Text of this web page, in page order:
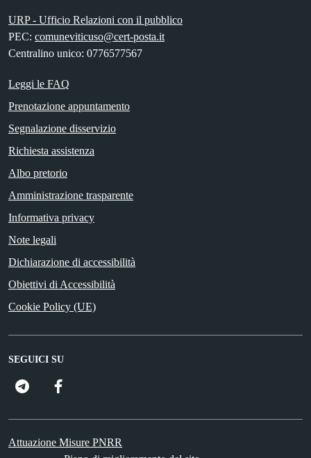
URP - Ufficio Relazioni con il pubblico
PEC: comuneviticuso@cert-posta.it
Centralino unico: 0776577567
Leggi le FAQ
Prenotazione appuntamento
Segnalazione disservizio
Richiesta assistenza
Albo pretorio
Amministrazione trasparente
Informativa privacy
Note legali
Dichiarazione di accessibilità
Obiettivi di Accessibilità
Cookie Policy (UE)
SEGUICI SU
FacebooK
Attuazione Misure PNRR